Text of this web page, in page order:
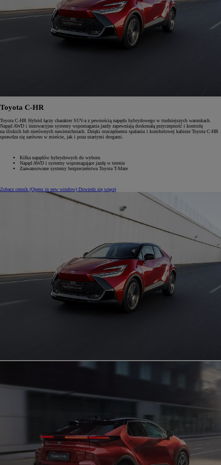
Toyota C-HR
Toyota C-HR Hybrid łączy charakter SUV-a z pewnością napędu hybrydowego w trudniejszych warunkach.
Napęd AWD i innowacyjne systemy wspomagania jazdy zapewniają doskonałą przyczepność i kontrolę
na śliskich lub nierównych nawierzchniach. Dzięki oszczędnemu spalaniu i komfortowej kabinie Toyota C-HR
sprawdza się zarówno w mieście, jak i poza utartymi drogami.
Kilka napędów hybrydowych do wyboru
Napęd AWD i systemy wspomagające jazdę w terenie
Zaawansowane systemy bezpieczeństwa Toyota T-Mate
Zobacz cennik (Opens in new window) Dowiedz się więcej